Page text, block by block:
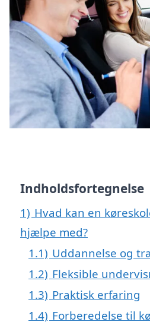
Indholdsfortegnelse
1) Hvad kan en
hjælpe med?
1.1) Uddannelse og
1.2) Fleksible
1.3) Praktisk erfaring
1.4) Forberedelse til